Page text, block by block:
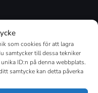
som cookies för att lagra
samtycker till dessa tekniker
ID:n på denna webbplats.
samtycke kan detta påverka